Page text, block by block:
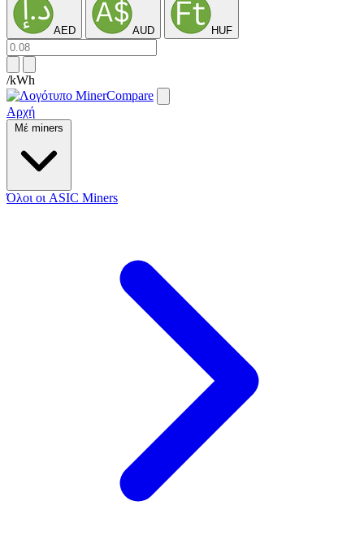
AED AUD HUF
/kWh
Αρχή
Μέ miners
Όλοι οι ASIC Miners